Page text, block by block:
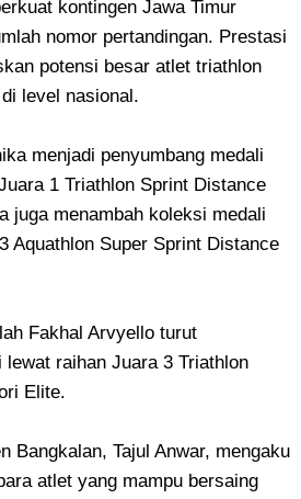
kontingen Jawa Timur
nomor pertandingan. Prestasi
potensi besar atlet triathlon
level nasional.
menjadi penyumbang medali
1 Triathlon Sprint Distance
juga menambah koleksi medali
Aquathlon Super Sprint Distance
Fakhal Arvyello turut
raihan Juara 3 Triathlon
Elite.
Bangkalan, Tajul Anwar, mengaku
atlet yang mampu bersaing